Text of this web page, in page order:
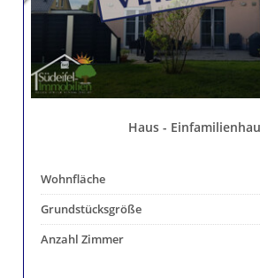
Haus -
Wohnfläche
Grundstücksgröße
Anzahl Zimmer